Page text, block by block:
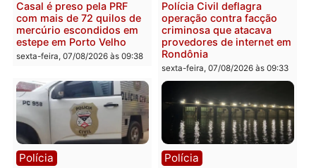
2 MILHÕES – Unnesa
apresenta documentos
que comprovam
transparência e legalidade
na operação alvo da PF
Polícia Federal apreende
400 quilos de drogas e
prende motorista em RO
sexta-feira, 07/08/2026 às